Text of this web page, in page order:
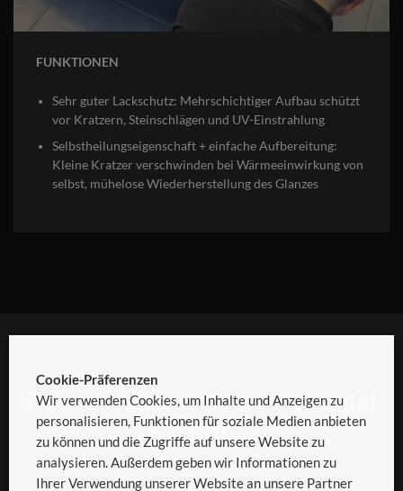
FUNKTIONEN
Sehr guter Lackschutz: Mehrschichtiger Aufbau schützt
vor Kratzern, Steinschlägen und UV-Einstrahlung
Selbstheilungseigenschaft + einfache Aufbereitung:
Kleine Kratzer verschwinden bei Wärmeeinwirkung von
selbst, mühelose Wiederherstellung des Glanzes
Darum solltest du bei Spezzial
bestellen
Cookie-Präferenzen
Wir verwenden Cookies, um Inhalte und Anzeigen zu
personalisieren, Funktionen für soziale Medien anbieten
zu können und die Zugriffe auf unsere Website zu
analysieren. Außerdem geben wir Informationen zu
Ihrer Verwendung unserer Website an unsere Partner